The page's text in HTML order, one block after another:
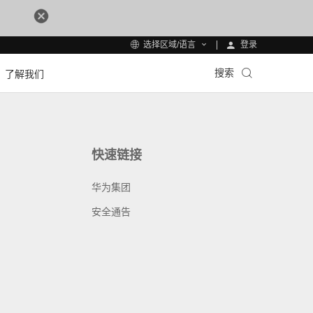
选择区域/语言 登录
了解我们 搜索
快速链接
华为集团
安全通告